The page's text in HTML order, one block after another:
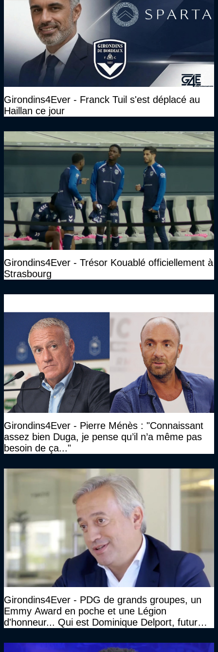
Girondins4Ever - Franck Tuil s'est déplacé au
Haillan ce jour
Girondins4Ever - Trésor Kouablé officiellement à
Strasbourg
Girondins4Ever - Pierre Ménès : "Connaissant
assez bien Duga, je pense qu’il n’a même pas
besoin de ça..."
Girondins4Ever - PDG de grands groupes, un
Emmy Award en poche et une Légion
d'honneur... Qui est Dominique Delport, futur